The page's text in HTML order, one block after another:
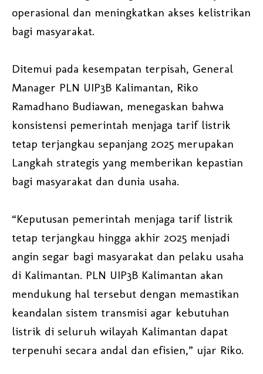
operasional dan meningkatkan akses kelistrikan
bagi masyarakat.
Ditemui pada kesempatan terpisah, General
Manager PLN UIP3B Kalimantan, Riko
Ramadhano Budiawan, menegaskan bahwa
konsistensi pemerintah menjaga tarif listrik
tetap terjangkau sepanjang 2025 merupakan
Langkah strategis yang memberikan kepastian
bagi masyarakat dan dunia usaha.
“Keputusan pemerintah menjaga tarif listrik
tetap terjangkau hingga akhir 2025 menjadi
angin segar bagi masyarakat dan pelaku usaha
di Kalimantan. PLN UIP3B Kalimantan akan
mendukung hal tersebut dengan memastikan
keandalan sistem transmisi agar kebutuhan
listrik di seluruh wilayah Kalimantan dapat
terpenuhi secara andal dan efisien,” ujar Riko.